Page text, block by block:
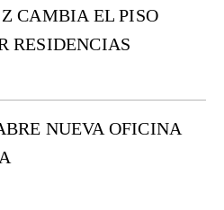
CAMBIA EL PISO
RESIDENCIAS
NUEVA OFICINA